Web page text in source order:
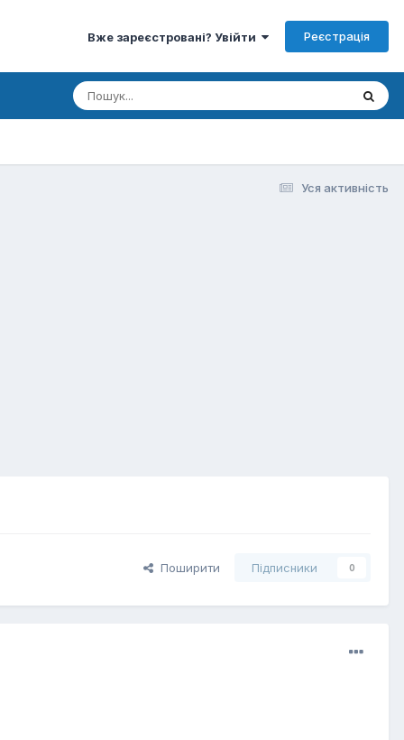
Вже зареєстровані? Увійти Реєстрація
Уся активність
Поширити Підписники 0